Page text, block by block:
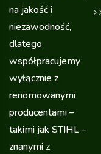
na jakość i
niezawodność,
dlatego
współpracujemy
wyłącznie z
renomowanymi
producentami –
takimi jak STIHL –
znanymi z